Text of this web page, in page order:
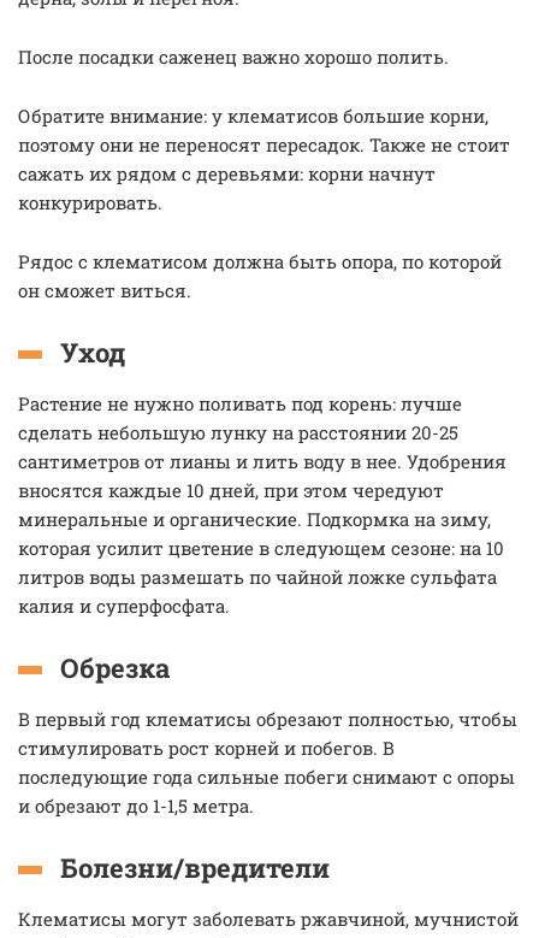
После посадки саженец важно хорошо полить.
Обратите внимание: у клематисов большие корни,
поэтому они не переносят пересадок. Также не стоит
сажать их рядом с деревьями: корни начнут
конкурировать.
Рядос с клематисом должна быть опора, по которой
он сможет виться.
Уход
Растение не нужно поливать под корень: лучше
сделать небольшую лунку на расстоянии 20-25
сантиметров от лианы и лить воду в нее. Удобрения
вносятся каждые 10 дней, при этом чередуют
минеральные и органические. Подкормка на зиму,
которая усилит цветение в следующем сезоне: на 10
литров воды размешать по чайной ложке сульфата
калия и суперфосфата.
Обрезка
В первый год клематисы обрезают полностью, чтобы
стимулировать рост корней и побегов. В
последующие года сильные побеги снимают с опоры
и обрезают до 1-1,5 метра.
Болезни/вредители
Клематисы могут заболевать ржавчиной, мучнистой